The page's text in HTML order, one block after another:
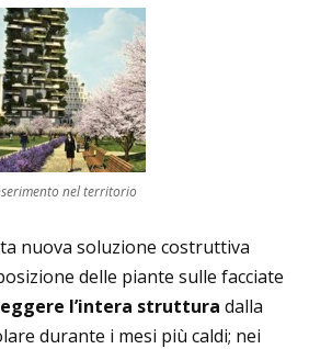
nel territorio
nuova soluzione costruttiva
delle piante sulle facciate
l’intera struttura dalla
durante i mesi più caldi; nei